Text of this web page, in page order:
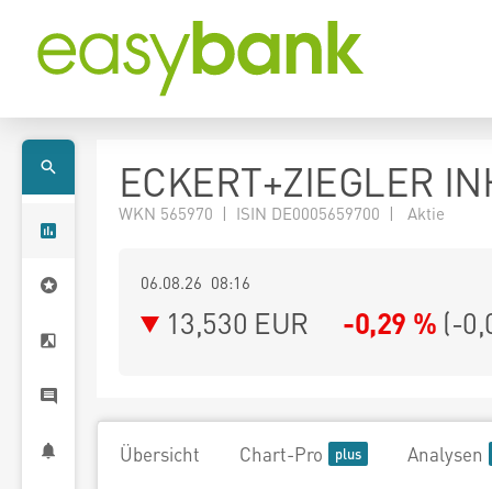
ECKERT+ZIEGLER
WKN 565970 | ISIN DE0005659700 | Aktie
06.08.26 08:16
13,530 EUR -0,29 % (-
Übersicht Chart-Pro Analysen